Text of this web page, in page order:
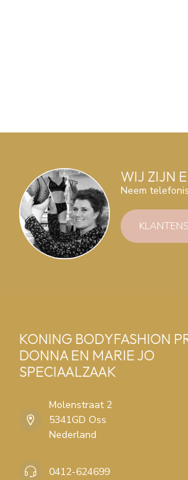
WIJ ZIJN
Neem
KONING BODYFASHION
DONNA EN MARIE JO
SPECIAALZAAK
Molenstraat 2
5341GD Oss
Nederland
0412-624699